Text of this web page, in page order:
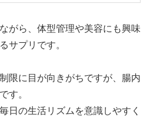
がら、体型管理や美容にも興味
サプリです。
限に目が向きがちですが、腸内
す。
日の生活リズムを意識しやすく